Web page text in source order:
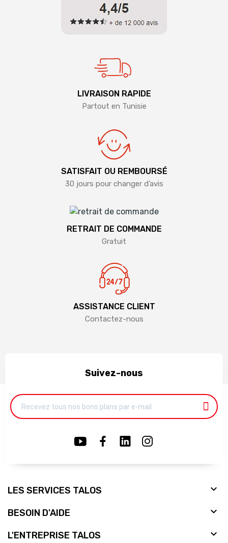
LIVRAISON RAPIDE
Partout en Tunisie
SATISFAIT OU REMBOURSÉ
30 jours pour changer d’avis
RETRAIT DE COMMANDE
Gratuit
ASSISTANCE CLIENT
Contactez-nous
Suivez-nous
LES SERVICES TALOS 
BESOIN D'AIDE 
L'ENTREPRISE TALOS 